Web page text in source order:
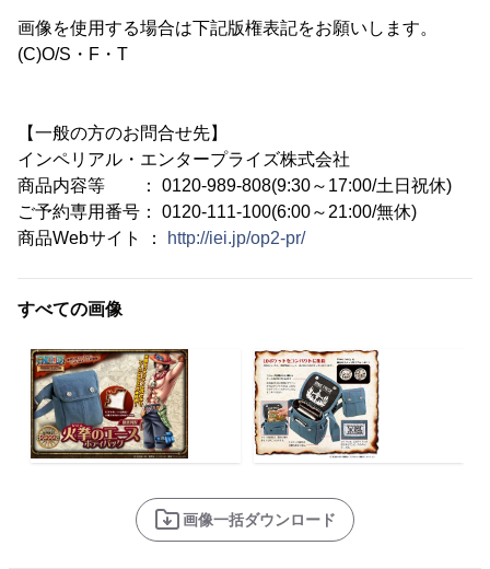
画像を使用する場合は下記版権表記をお願いします。
(C)O/S・F・T
【一般の方のお問合せ先】
インペリアル・エンタープライズ株式会社
商品内容等 ： 0120-989-808(9:30～17:00/土日祝休)
ご予約専用番号： 0120-111-100(6:00～21:00/無休)
商品Webサイト ：
http://iei.jp/op2-pr/
すべての画像
画像一括ダウンロード